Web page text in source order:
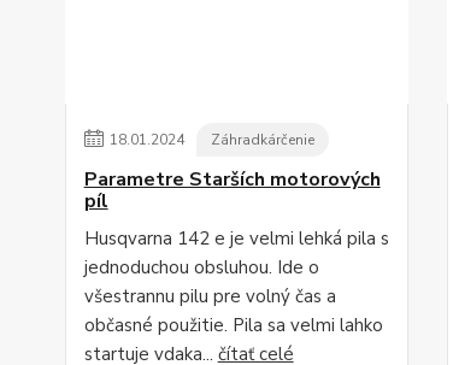
18.01.2024 Záhradkárčenie
Parametre Starších motorových
píl
Husqvarna 142 e je velmi lehká pila s
jednoduchou obsluhou. Ide o
všestrannu pilu pre volný čas a
občasné použitie. Pila sa velmi lahko
startuje vdaka... čítať celé